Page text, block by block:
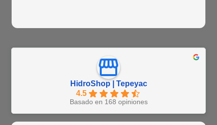
HidroShop | Tepeyac
4.5
Basado en 168 opiniones